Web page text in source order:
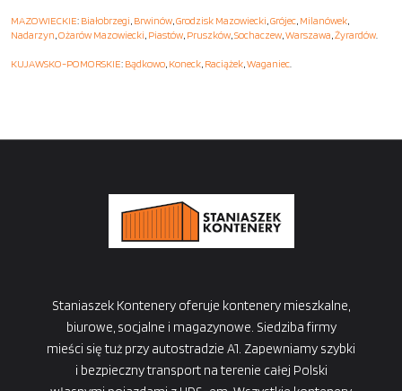
MAZOWIECKIE: Białobrzegi, Brwinów,Grodzisk Mazowiecki,Grójec, Milanówek,
Nadarzyn,Ożarów Mazowiecki, Piastów, Pruszków,Sochaczew,Warszawa,Żyrardów.
KUJAWSKO-POMORSKIE: Bądkowo, Koneck, Raciążek,Waganiec.
Staniaszek Kontenery oferuje kontenery mieszkalne,
biurowe, socjalne i magazynowe. Siedziba firmy
mieści się tuż przy autostradzie A1. Zapewniamy szybki
i bezpieczny transport na terenie całej Polski